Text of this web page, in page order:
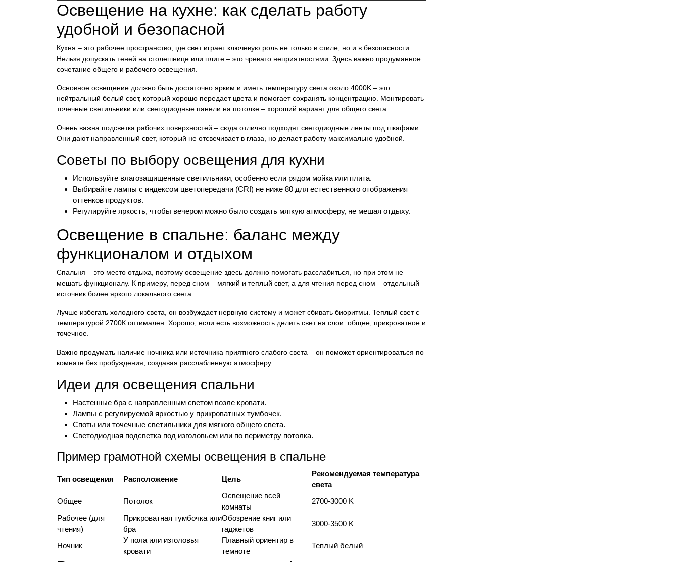
Освещение на кухне: как сделать работу
удобной и безопасной
Кухня – это рабочее пространство, где свет играет ключевую роль не только в стиле, но и в безопасности.
Нельзя допускать теней на столешнице или плите – это чревато неприятностями. Здесь важно продуманное
сочетание общего и рабочего освещения.
Основное освещение должно быть достаточно ярким и иметь температуру света около 4000K – это
нейтральный белый свет, который хорошо передает цвета и помогает сохранять концентрацию. Монтировать
точечные светильники или светодиодные панели на потолке – хороший вариант для общего света.
Очень важна подсветка рабочих поверхностей – сюда отлично подходят светодиодные ленты под шкафами.
Они дают направленный свет, который не отсвечивает в глаза, но делает работу максимально удобной.
Советы по выбору освещения для кухни
Используйте влагозащищенные светильники, особенно если рядом мойка или плита.
Выбирайте лампы с индексом цветопередачи (CRI) не ниже 80 для естественного отображения
оттенков продуктов.
Регулируйте яркость, чтобы вечером можно было создать мягкую атмосферу, не мешая отдыху.
Освещение в спальне: баланс между
функционалом и отдыхом
Спальня – это место отдыха, поэтому освещение здесь должно помогать расслабиться, но при этом не
мешать функционалу. К примеру, перед сном – мягкий и теплый свет, а для чтения перед сном – отдельный
источник более яркого локального света.
Лучше избегать холодного света, он возбуждает нервную систему и может сбивать биоритмы. Теплый свет с
температурой 2700К оптимален. Хорошо, если есть возможность делить свет на слои: общее, прикроватное и
точечное.
Важно продумать наличие ночника или источника приятного слабого света – он поможет ориентироваться по
комнате без пробуждения, создавая расслабленную атмосферу.
Идеи для освещения спальни
Настенные бра с направленным светом возле кровати.
Лампы с регулируемой яркостью у прикроватных тумбочек.
Споты или точечные светильники для мягкого общего света.
Светодиодная подсветка под изголовьем или по периметру потолка.
Пример грамотной схемы освещения в спальне
Тип освещения Расположение Цель
Рекомендуемая температура
света
Общее
Потолок
Освещение всей
комнаты
2700-3000 K
Рабочее (для
чтения)
Прикроватная тумбочка или
бра
Обозрение книг или
гаджетов
3000-3500 K
Ночник
У пола или изголовья
кровати
Плавный ориентир в
темноте
Теплый белый